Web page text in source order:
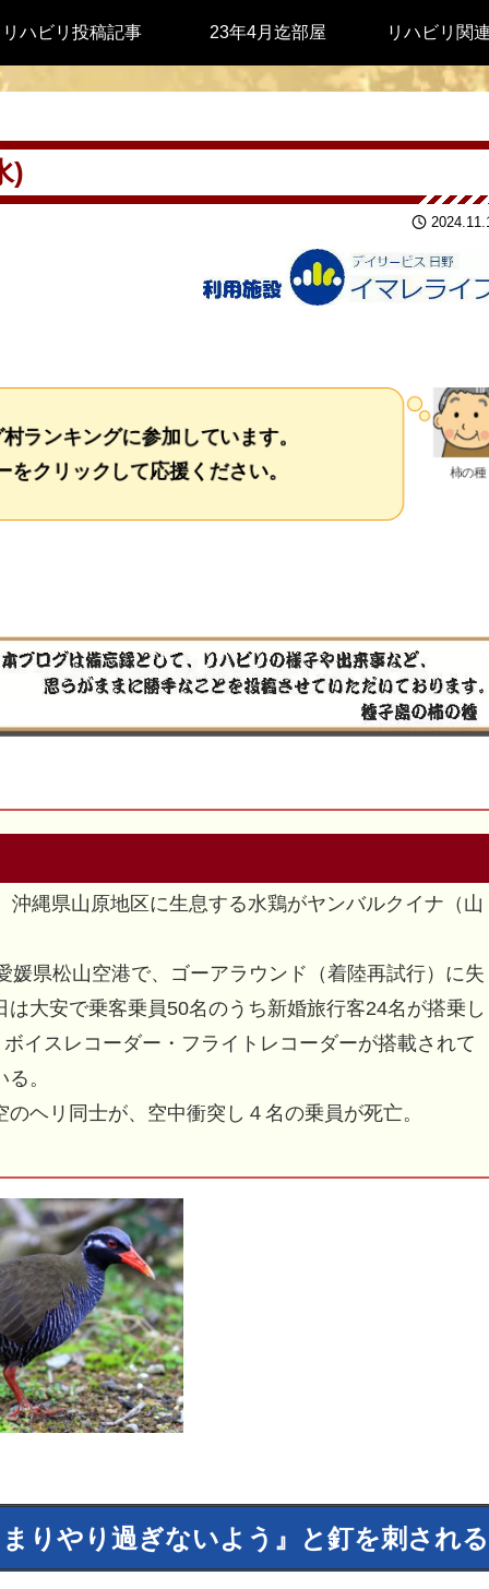
リハビリ投稿記事 23年4月迄部屋 リハビリ関
)
柿の種
ランキングに参加しています。
クリックして応援ください。
縄県山原地区に生息する水鶏がヤンバルクイナ（山
県松山空港で、ゴーアラウンド（着陸再試行）に失
大安で乗客乗員50名のうち新婚旅行客24名が搭乗し
イスレコーダー・フライトレコーダーが搭載されて
。
ヘリ同士が、空中衝突し４名の乗員が死亡。
りやり過ぎないよう』と釘を刺される